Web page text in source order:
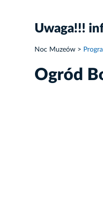
Uwaga!!!
Noc Muzeów
Ogród